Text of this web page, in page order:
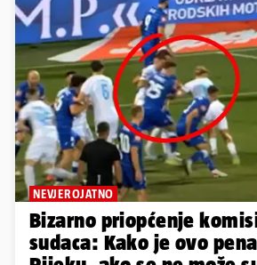
NEVJEROJATNO
Bizarno priopćenje
sudaca: Kako je ovo